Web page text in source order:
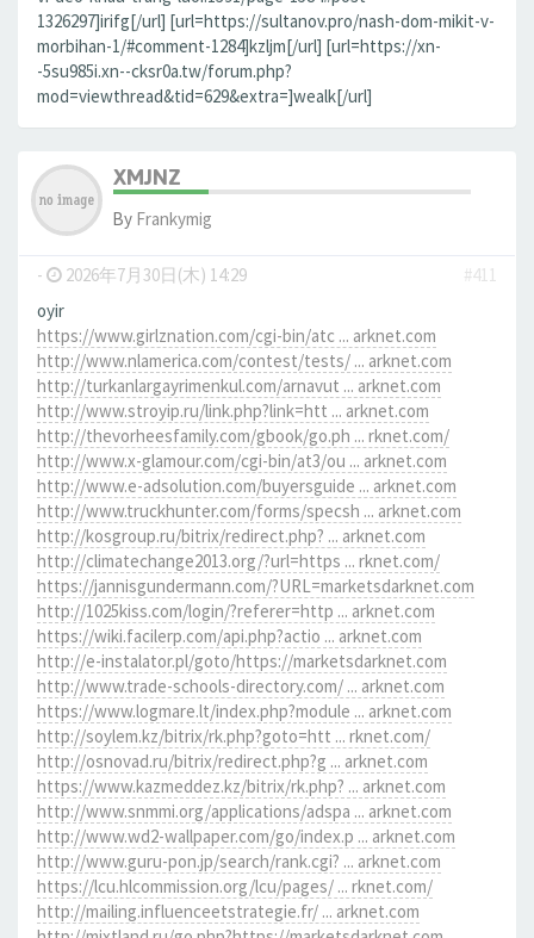
1326297]irifg[/url] [url=https://sultanov.pro/nash-dom-mikit-v-
morbihan-1/#comment-1284]kzljm[/url] [url=https://xn-
-5su985i.xn--cksr0a.tw/forum.php?
mod=viewthread&tid=629&extra=]wealk[/url]
XMJNZ
By Frankymig
- 2026年7月30日(木) 14:29
#411
oyir
https://www.girlznation.com/cgi-bin/atc ... arknet.com
http://www.nlamerica.com/contest/tests/ ... arknet.com
http://turkanlargayrimenkul.com/arnavut ... arknet.com
http://www.stroyip.ru/link.php?link=htt ... arknet.com
http://thevorheesfamily.com/gbook/go.ph ... rknet.com/
http://www.x-glamour.com/cgi-bin/at3/ou ... arknet.com
http://www.e-adsolution.com/buyersguide ... arknet.com
http://www.truckhunter.com/forms/specsh ... arknet.com
http://kosgroup.ru/bitrix/redirect.php? ... arknet.com
http://climatechange2013.org/?url=https ... rknet.com/
https://jannisgundermann.com/?URL=marketsdarknet.com
http://1025kiss.com/login/?referer=http ... arknet.com
https://wiki.facilerp.com/api.php?actio ... arknet.com
http://e-instalator.pl/goto/https://marketsdarknet.com
http://www.trade-schools-directory.com/ ... arknet.com
https://www.logmare.lt/index.php?module ... arknet.com
http://soylem.kz/bitrix/rk.php?goto=htt ... rknet.com/
http://osnovad.ru/bitrix/redirect.php?g ... arknet.com
https://www.kazmeddez.kz/bitrix/rk.php? ... arknet.com
http://www.snmmi.org/applications/adspa ... arknet.com
http://www.wd2-wallpaper.com/go/index.p ... arknet.com
http://www.guru-pon.jp/search/rank.cgi? ... arknet.com
https://lcu.hlcommission.org/lcu/pages/ ... rknet.com/
http://mailing.influenceetstrategie.fr/ ... arknet.com